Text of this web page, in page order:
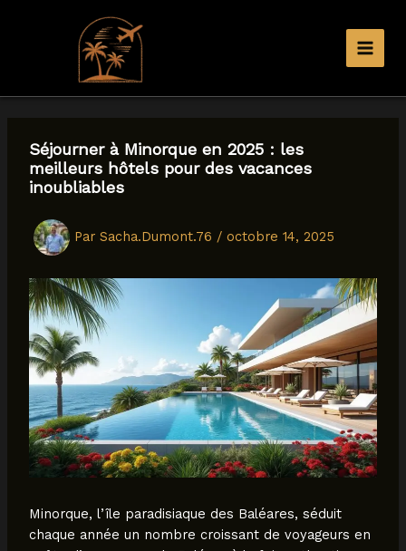
Aller
contenuSéjourner à Minorque en 2025 : les
meilleurs hôtels pour des vacances
inoubliables
Par Sacha.Dumont.76 / octobre 14, 2025
Minorque, l’île paradisiaque des Baléares, séduit
chaque année un nombre croissant de voyageurs en